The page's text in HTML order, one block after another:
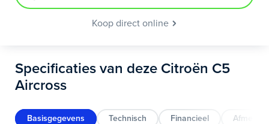
Koop direct online
Specificaties van deze Citroën C5
Aircross
Basisgegevens Technisch Financieel